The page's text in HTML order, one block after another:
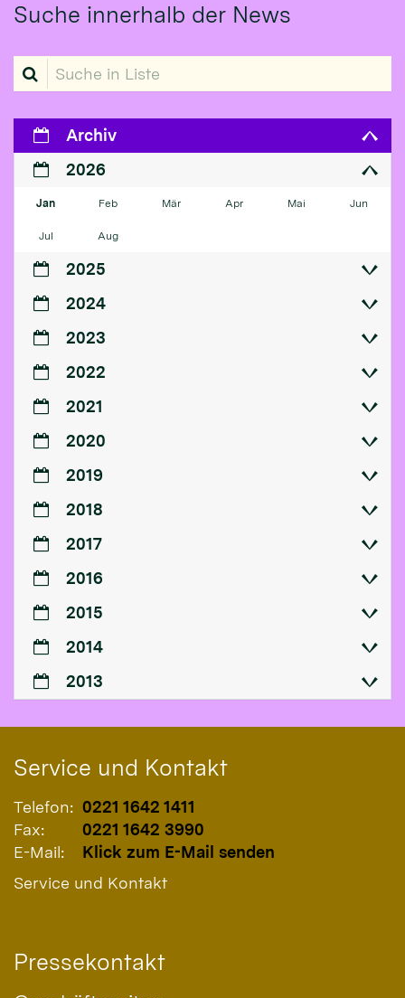
Suche innerhalb der News
Suche in Liste
Archiv
2026
Jan Feb Mär Apr Mai Jun
Jul Aug
2025
2024
2023
2022
2021
2020
2019
2018
2017
2016
2015
2014
2013
Service und Kontakt
Telefon: 0221 1642 1411
Fax:
0221 1642 3990
E-Mail:
Klick zum E-Mail senden
Service und Kontakt
Pressekontakt